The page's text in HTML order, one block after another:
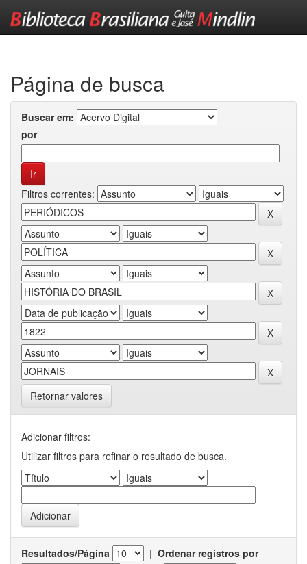
Página de busca
Buscar em:
por
Filtros correntes:
Retornar valores
Adicionar filtros:
Utilizar filtros para refinar o resultado de busca.
Resultados/Página | Ordenar registros por